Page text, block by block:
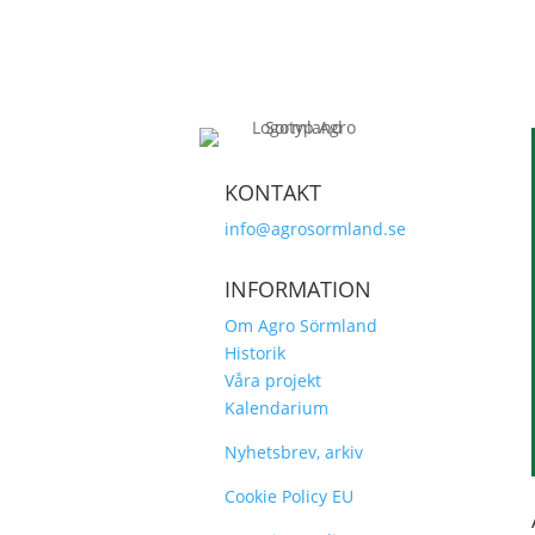
KONTAKT
info@agrosormland.se
INFORMATION
Om Agro Sörmland
Historik
Våra projekt
Kalendarium
Nyhetsbrev, arkiv
Cookie Policy EU